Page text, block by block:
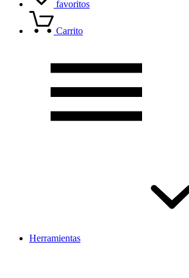
favoritos
Carrito
Herramientas